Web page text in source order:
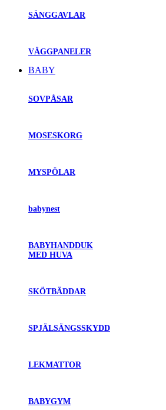
SÄNGGAVLAR
VÄGGPANELER
BABY
SOVPÅSAR
MOSESKORG
MYSPÖLAR
babynest
BABYHANDDUK
MED HUVA
SKÖTBÄDDAR
SPJÄLSÄNGSSKYDD
LEKMATTOR
BABYGYM